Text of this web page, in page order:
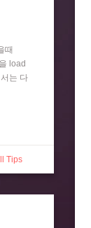
때
load
는 다
Tips